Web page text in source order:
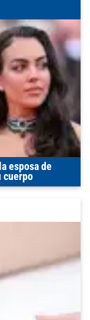
esposa de
cuerpo